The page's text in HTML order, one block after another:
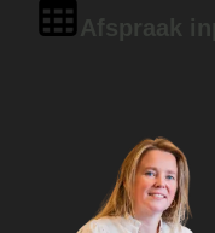
Afspraak